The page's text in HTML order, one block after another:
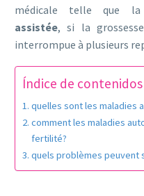
médicale telle que la
assistée, si la
interrompue à plusieurs
Índice de contenidos
quelles sont les maladies
comment les maladies
fertilité?
quels problèmes peuvent